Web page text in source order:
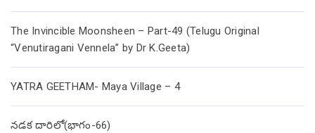
The Invincible Moonsheen – Part-49 (Telugu Original
“Venutiragani Vennela” by Dr K.Geeta)
YATRA GEETHAM- Maya Village – 4
నడక దారిలో(భాగం-66)